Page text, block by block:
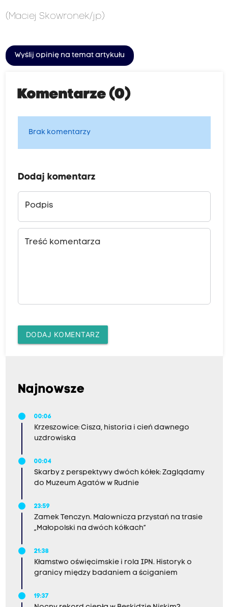
(Maciej Skowronek/jp)
Wyślij opinię na temat artykułu
Komentarze (0)
Brak komentarzy
Dodaj komentarz
Podpis
Treść komentarza
DODAJ KOMENTARZ
Najnowsze
00:06
Krzeszowice: Cisza, historia i cień dawnego
uzdrowiska
00:04
Skarby z perspektywy dwóch kółek: Zaglądamy
do Muzeum Agatów w Rudnie
23:59
Zamek Tenczyn. Malownicza przystań na trasie
„Małopolski na dwóch kółkach”
21:38
Kłamstwo oświęcimskie i rola IPN. Historyk o
granicy między badaniem a ściganiem
19:37